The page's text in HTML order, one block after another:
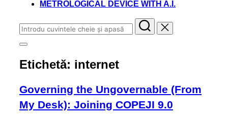
METROLOGICAL DEVICE WITH A.I.
Caută
după:
Comută
bara
la
navigare
Etichetă: internet
Governing the Ungovernable (From
My Desk): Joining COPEJI 9.0